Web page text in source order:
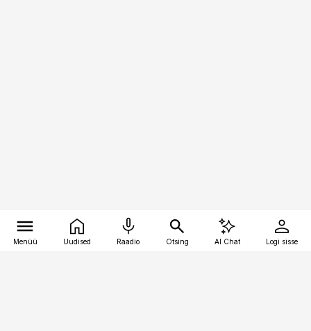
Menüü Uudised Raadio Otsing AI Chat Logi sisse